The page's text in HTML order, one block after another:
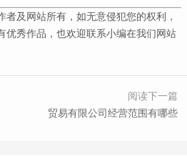
及网站所有，如无意侵犯您的权利，
优秀作品，也欢迎联系小编在我们网站
阅读下一篇
贸易有限公司经营范围有哪些